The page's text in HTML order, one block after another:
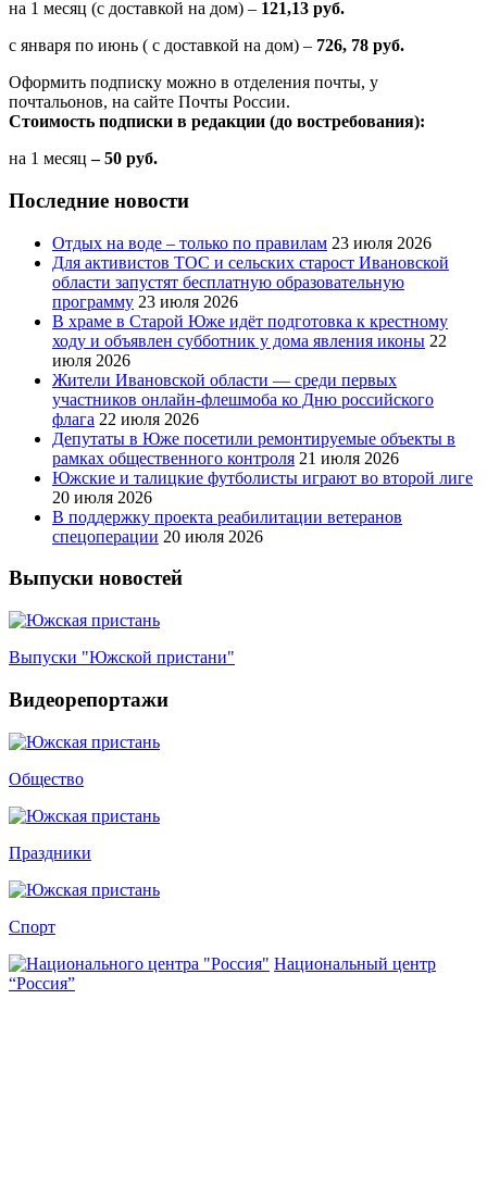
на 1 месяц (с доставкой на дом) – 121,13 руб.
с января по июнь ( с доставкой на дом) – 726, 78 руб.
Оформить подписку можно в отделения почты, у
почтальонов, на сайте Почты России.
Стоимость подписки в редакции (до востребования):
на 1 месяц – 50 руб.
Последние новости
Отдых на воде – только по правилам 23 июля 2026
Для активистов ТОС и сельских старост Ивановской
области запустят бесплатную образовательную
программу 23 июля 2026
В храме в Старой Юже идёт подготовка к крестному
ходу и объявлен субботник у дома явления иконы 22
июля 2026
Жители Ивановской области — среди первых
участников онлайн-флешмоба ко Дню российского
флага 22 июля 2026
Депутаты в Юже посетили ремонтируемые объекты в
рамках общественного контроля 21 июля 2026
Южские и талицкие футболисты играют во второй лиге
20 июля 2026
В поддержку проекта реабилитации ветеранов
спецоперации 20 июля 2026
Выпуски новостей
Выпуски "Южской пристани"
Видеорепортажи
Общество
Праздники
Спорт
Национальный центр
“Россия”